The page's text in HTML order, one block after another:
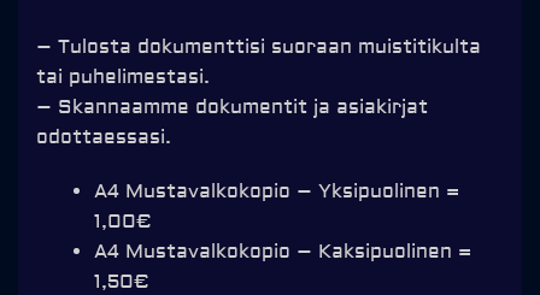
– Tulosta dokumenttisi suoraan muistitikulta
tai puhelimestasi.
– Skannaamme dokumentit ja asiakirjat
odottaessasi.
A4 Mustavalkokopio – Yksipuolinen =
1,00€
A4 Mustavalkokopio – Kaksipuolinen =
1,50€